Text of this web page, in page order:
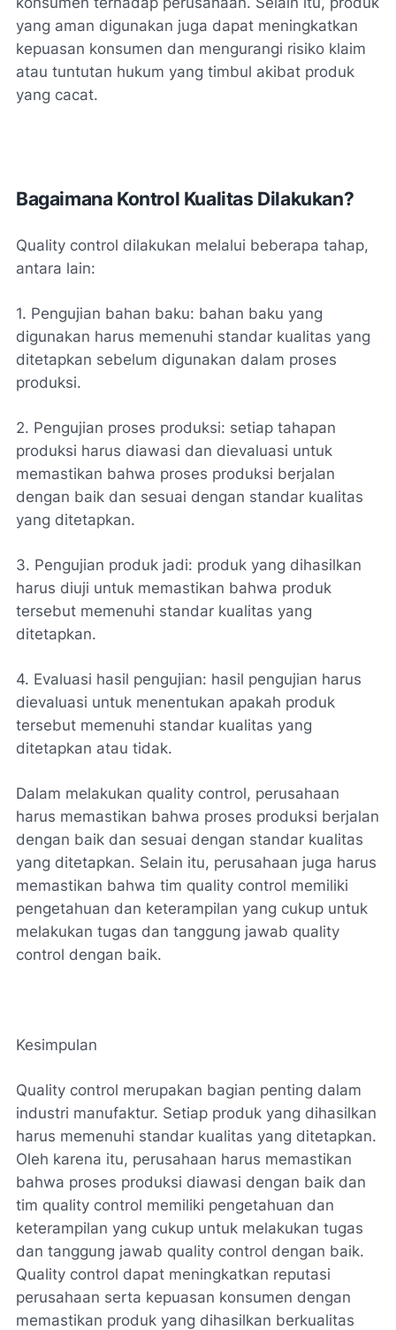
yang aman digunakan juga dapat meningkatkan
kepuasan konsumen dan mengurangi risiko klaim
atau tuntutan hukum yang timbul akibat produk
yang cacat.
Bagaimana Kontrol Kualitas Dilakukan?
Quality control dilakukan melalui beberapa tahap,
antara lain:
1. Pengujian bahan baku: bahan baku yang
digunakan harus memenuhi standar kualitas yang
ditetapkan sebelum digunakan dalam proses
produksi.
2. Pengujian proses produksi: setiap tahapan
produksi harus diawasi dan dievaluasi untuk
memastikan bahwa proses produksi berjalan
dengan baik dan sesuai dengan standar kualitas
yang ditetapkan.
3. Pengujian produk jadi: produk yang dihasilkan
harus diuji untuk memastikan bahwa produk
tersebut memenuhi standar kualitas yang
ditetapkan.
4. Evaluasi hasil pengujian: hasil pengujian harus
dievaluasi untuk menentukan apakah produk
tersebut memenuhi standar kualitas yang
ditetapkan atau tidak.
Dalam melakukan quality control, perusahaan
harus memastikan bahwa proses produksi berjalan
dengan baik dan sesuai dengan standar kualitas
yang ditetapkan. Selain itu, perusahaan juga harus
memastikan bahwa tim quality control memiliki
pengetahuan dan keterampilan yang cukup untuk
melakukan tugas dan tanggung jawab quality
control dengan baik.
Kesimpulan
Quality control merupakan bagian penting dalam
industri manufaktur. Setiap produk yang dihasilkan
harus memenuhi standar kualitas yang ditetapkan.
Oleh karena itu, perusahaan harus memastikan
bahwa proses produksi diawasi dengan baik dan
tim quality control memiliki pengetahuan dan
keterampilan yang cukup untuk melakukan tugas
dan tanggung jawab quality control dengan baik.
Quality control dapat meningkatkan reputasi
perusahaan serta kepuasan konsumen dengan
memastikan produk yang dihasilkan berkualitas